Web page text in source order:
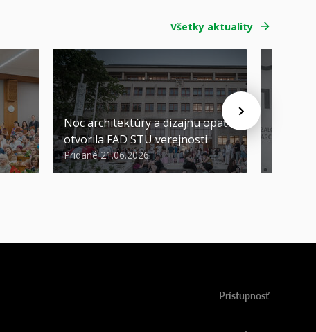
Všetky aktuality
Noc architektúry a dizajnu opäť
otvorila FAD STU verejnosti
Pridané 21.06.2026
Prístupnosť